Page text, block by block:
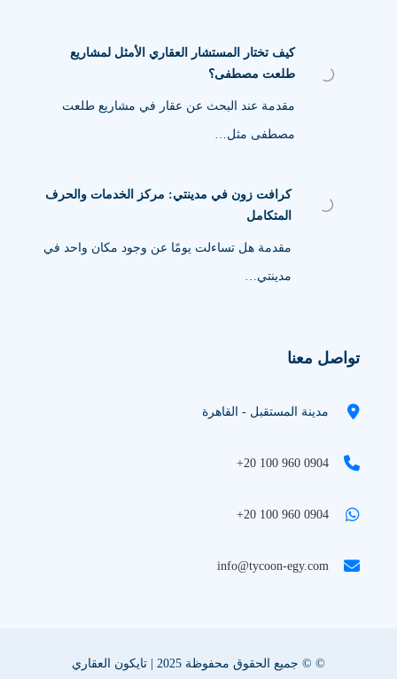
كيف تختار المستشار العقاري الأمثل لمشاريع
طلعت مصطفى؟
مقدمة عند البحث عن عقار في مشاريع طلعت
مصطفى مثل…
كرافت زون في مدينتي: مركز الخدمات والحرف
المتكامل
مقدمة هل تساءلت يومًا عن وجود مكان واحد في
مدينتي…
تواصل معنا
مدينة المستقبل - القاهرة
+20 100 960 0904
+20 100 960 0904
info@tycoon-egy.com
© © جميع الحقوق محفوظة 2025 | تايكون العقاري